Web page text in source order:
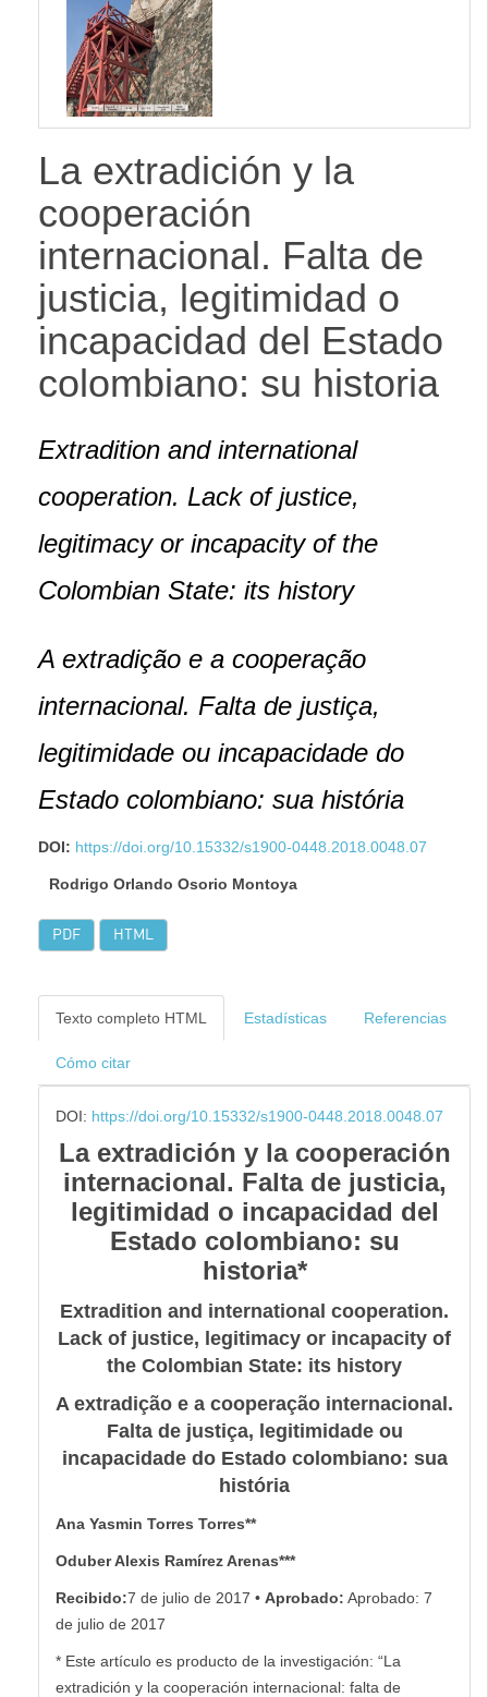
La extradición y la
cooperación
internacional. Falta de
justicia, legitimidad o
incapacidad del Estado
colombiano: su historia
Extradition and international
cooperation. Lack of justice,
legitimacy or incapacity of the
Colombian State: its history
A extradição e a cooperação
internacional. Falta de justiça,
legitimidade ou incapacidade do
Estado colombiano: sua história
DOI: https://doi.org/10.15332/s1900-0448.2018.0048.07
Rodrigo Orlando Osorio Montoya
PDF HTML
Texto completo HTML Estadísticas Referencias
Cómo citar
DOI: https://doi.org/10.15332/s1900-0448.2018.0048.07
La extradición y la cooperación
internacional. Falta de justicia,
legitimidad o incapacidad del
Estado colombiano: su
historia*
Extradition and international cooperation.
Lack of justice, legitimacy or incapacity of
the Colombian State: its history
A extradição e a cooperação internacional.
Falta de justiça, legitimidade ou
incapacidade do Estado colombiano: sua
história
Ana Yasmin Torres Torres**
Oduber Alexis Ramírez Arenas***
Recibido:7 de julio de 2017 • Aprobado: Aprobado: 7
de julio de 2017
* Este artículo es producto de la investigación: “La
extradición y la cooperación internacional: falta de